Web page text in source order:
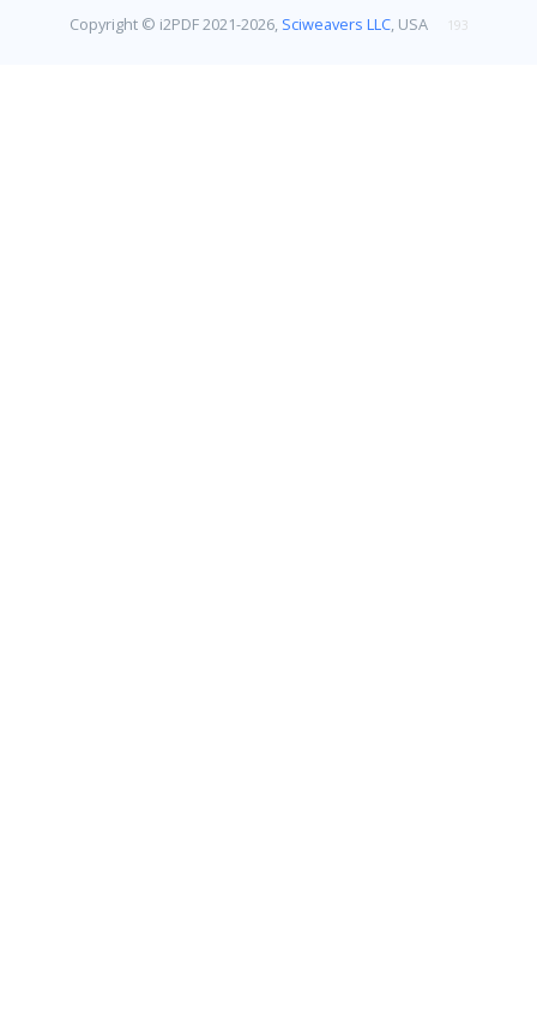
Copyright © i2PDF 2021-2026, Sciweavers LLC, USA 193